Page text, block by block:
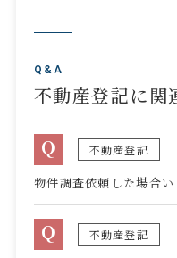
Q&A
不動産登記に
Q
不動産登記
物件調査依頼した場合
Q 不動産登記